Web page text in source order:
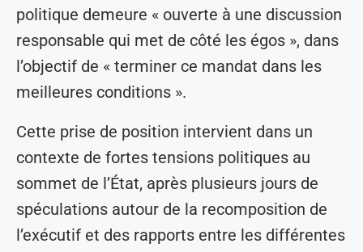
politique demeure « ouverte à une discussion
responsable qui met de côté les égos », dans
l’objectif de « terminer ce mandat dans les
meilleures conditions ».
Cette prise de position intervient dans un
contexte de fortes tensions politiques au
sommet de l’État, après plusieurs jours de
spéculations autour de la recomposition de
l’exécutif et des rapports entre les différentes